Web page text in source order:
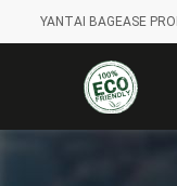
YANTAI BAGEASE